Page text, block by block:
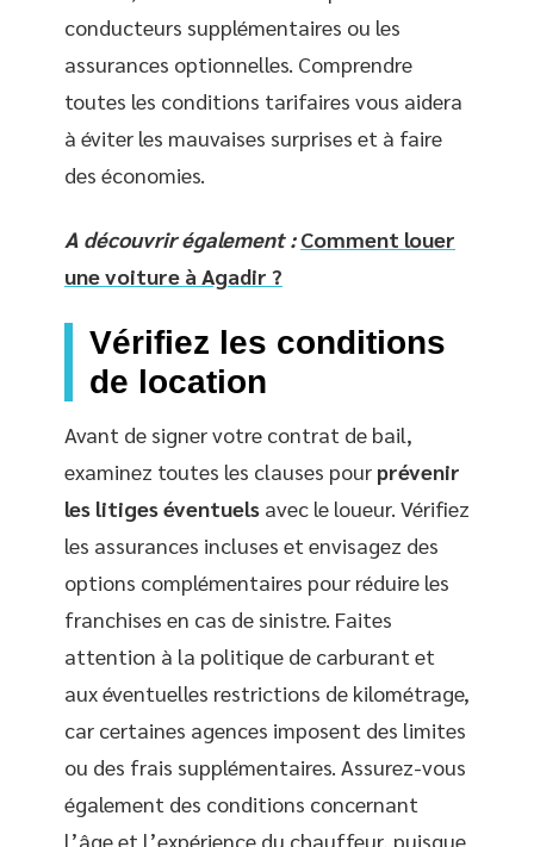
conducteurs supplémentaires ou les
assurances optionnelles. Comprendre
toutes les conditions tarifaires vous aidera
à éviter les mauvaises surprises et à faire
des économies.
A découvrir également : Comment louer
une voiture à Agadir ?
Vérifiez les conditions
de location
Avant de signer votre contrat de bail,
examinez toutes les clauses pour prévenir
les litiges éventuels avec le loueur. Vérifiez
les assurances incluses et envisagez des
options complémentaires pour réduire les
franchises en cas de sinistre. Faites
attention à la politique de carburant et
aux éventuelles restrictions de kilométrage,
car certaines agences imposent des limites
ou des frais supplémentaires. Assurez-vous
également des conditions concernant
l’âge et l’expérience du chauffeur, puisque